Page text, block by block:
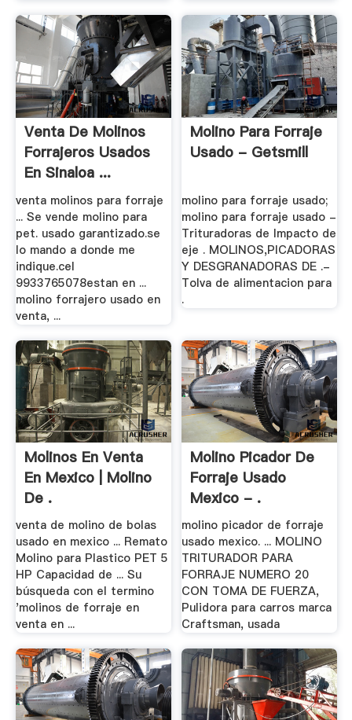
Venta De Molinos
Forrajeros Usados
En Sinaloa ...
venta molinos para forraje
... Se vende molino para
pet. usado garantizado.se
lo mando a donde me
indique.cel
9933765078estan en ...
molino forrajero usado en
venta, ...
Molino Para Forraje
Usado - Getsmill
molino para forraje usado;
molino para forraje usado -
Trituradoras de Impacto de
eje . MOLINOS,PICADORAS
Y DESGRANADORAS DE .-
Tolva de alimentacion para
.
Molinos En Venta
En Mexico | Molino
De .
venta de molino de bolas
usado en mexico ... Remato
Molino para Plastico PET 5
HP Capacidad de ... Su
búsqueda con el termino
'molinos de forraje en
venta en ...
Molino Picador De
Forraje Usado
Mexico - .
molino picador de forraje
usado mexico. ... MOLINO
TRITURADOR PARA
FORRAJE NUMERO 20
CON TOMA DE FUERZA,
Pulidora para carros marca
Craftsman, usada